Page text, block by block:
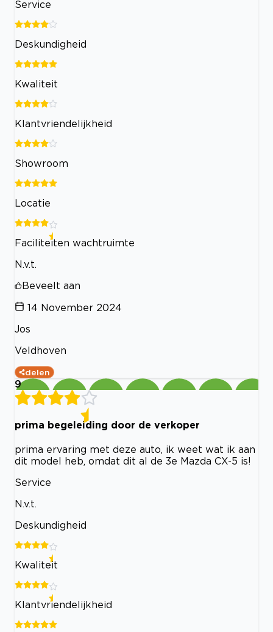
Service
Deskundigheid
Kwaliteit
Klantvriendelijkheid
Showroom
Locatie
Faciliteiten wachtruimte
N.v.t.
Beveelt aan
14 November 2024
Jos
Veldhoven
delen
9
prima begeleiding door de verkoper
prima ervaring met deze auto, ik weet wat ik aan
dit model heb, omdat dit al de 3e Mazda CX-5 is!
Service
N.v.t.
Deskundigheid
Kwaliteit
Klantvriendelijkheid